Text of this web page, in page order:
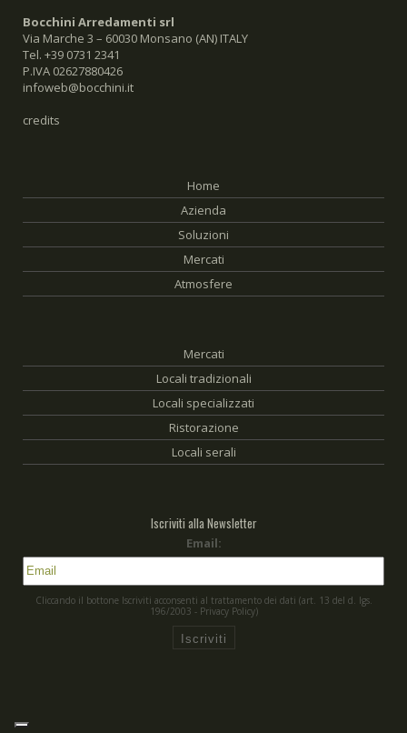
Bocchini Arredamenti srl
Via Marche 3 – 60030 Monsano (AN) ITALY
Tel. +39 0731 2341
P.IVA 02627880426
infoweb@bocchini.it
credits
Home
Azienda
Soluzioni
Mercati
Atmosfere
Mercati
Locali tradizionali
Locali specializzati
Ristorazione
Locali serali
Iscriviti alla Newsletter
Email:
Cliccando il bottone Iscriviti acconsenti al trattamento dei dati (art. 13 del d. Igs.
196/2003 - Privacy Policy)